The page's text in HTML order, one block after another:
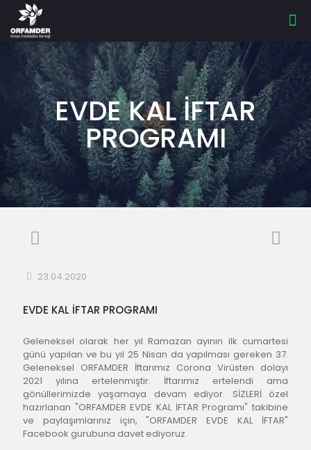
EVDE KAL İFTAR
PROGRAMI
23.04.2020
EVDE KAL İFTAR PROGRAMI
Geleneksel olarak her yıl Ramazan ayının ilk cumartesi
günü yapılan ve bu yıl 25 Nisan da yapılması gereken 37.
Geleneksel ORFAMDER İftarımız Corona Virüsten dolayı
2021 yılına ertelenmiştir. İftarımız ertelendi ama
gönüllerimizde yaşamaya devam ediyor. SİZLERİ özel
hazırlanan "ORFAMDER EVDE KAL İFTAR Programı" takibine
ve paylaşımlarınız için, "ORFAMDER EVDE KAL İFTAR"
Facebook gurubuna davet ediyoruz.